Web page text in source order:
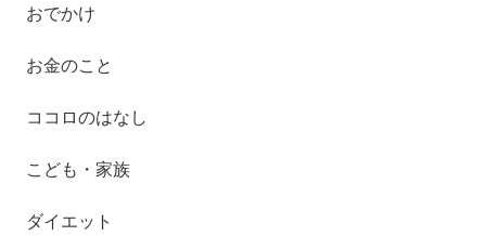
おでかけ
お金のこと
ココロのはなし
こども・家族
ダイエット